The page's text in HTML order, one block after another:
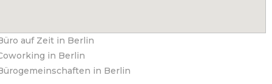
auf Zeit in Berlin
in Berlin
in Berlin